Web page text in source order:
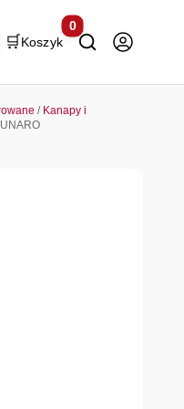
🛒 Koszyk
0
/ Kanapy i